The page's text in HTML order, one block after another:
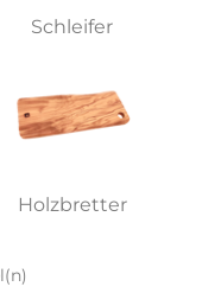
Schleifer
Holzbretter